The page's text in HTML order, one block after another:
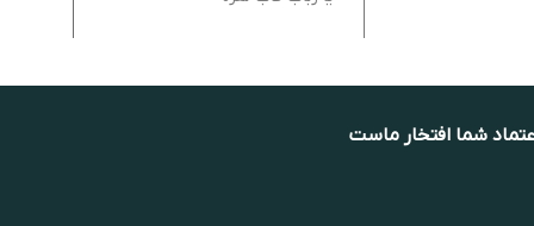
شما افتخار ماست